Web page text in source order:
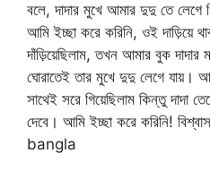
বলে, দাদার মুখে আমার দুদু তে লেগে
আমি ইচ্ছা করে করিনি, ওই দাড়িয়ে
দাঁড়িয়েছিলাম, তখন আমার বুক দাদার
ঘোরাতেই তার মুখে দুদু লেগে যায়।
সাথেই সরে গিয়েছিলাম কিন্তু দাদা
দেবে। আমি ইচ্ছা করে করিনি!
bangla